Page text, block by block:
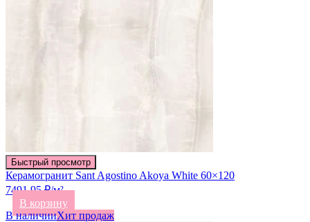
Быстрый просмотр
Керамогранит Sant Agostino Akoya White 60×120
7491.95 ₽/м²
В корзину
В наличииХит продаж